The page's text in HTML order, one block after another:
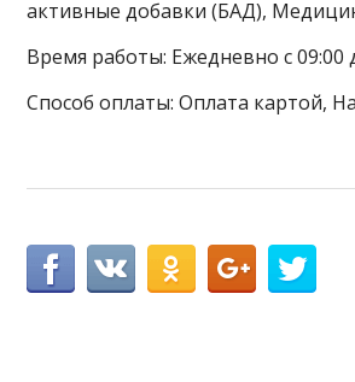
активные добавки (БАД),
Время работы: Ежедневно с 09:00
Способ оплаты: Оплата картой,